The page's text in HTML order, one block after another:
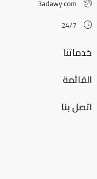
3adawy.com
24/7
خدماتنا
القائمة
اتصل بنا